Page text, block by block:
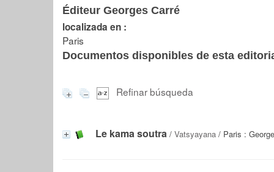
Éditeur Georges Carré
localizada en :
Paris
Documentos disponibles de esta
Refinar búsqueda
Le kama soutra / Vatsyayana / Paris :